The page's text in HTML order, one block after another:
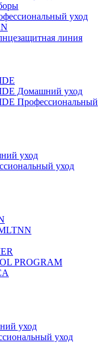
уход
линия
Домашний уход
Профессиональный
уход
уход
PROGRAM
уход
уход